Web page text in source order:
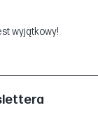
wyjątkowy!